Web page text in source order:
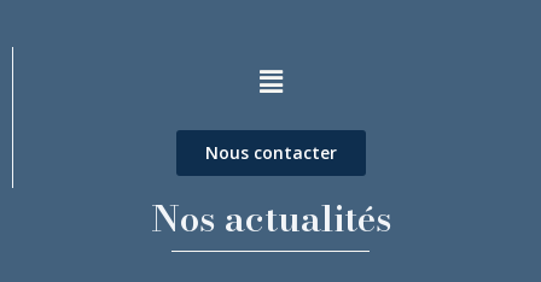
Nous contacter
Nos actualités